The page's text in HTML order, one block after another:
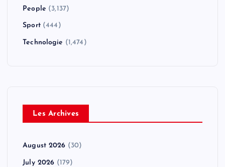
People (3,137)
Sport(444)
Technologie (1,474)
Les Archives
August 2026 (30)
July 2026 (179)